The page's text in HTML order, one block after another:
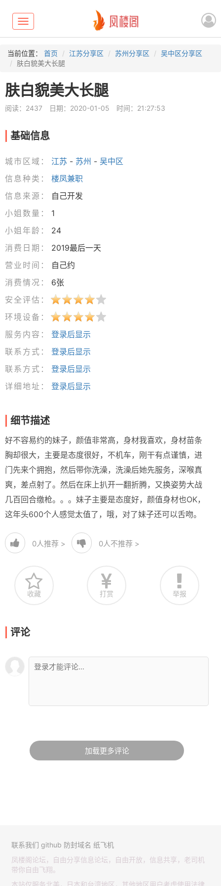
Toggle
navigation
当前位置： 首页 江苏分享区 苏州分享区
吴中区分享区
肤白貌美大长腿
肤白貌美大长腿
阅读：2437 日期：2020-01-05 时间：21:27:53
基础信息
城市区域： 江苏 - 苏州 - 吴中区
信息种类：
楼凤兼职
信息来源：
自己开发
小姐数量：
1
小姐年龄：
24
消费日期：
2019最后一天
营业时间：
自己约
消费情况：
6张
安全评估：
环境设备：
服务内容：
登录后显示
联系方式：
登录后显示
联系方式：
登录后显示
详细地址：
登录后显示
细节描述
好不容易约的妹子，颜值非常高，身材我喜欢，身材苗条
胸却很大，主要是态度很好，不机车，刚干有点谨慎，进
门先来个拥抱，然后带你洗澡，洗澡后她先服务，深喉真
爽，差点射了。然后在床上扒开一翻折腾，又换姿势大战
几百回合缴枪。。。妹子主要是态度好，颜值身材也OK，
这年头600个人感觉太值了，哦，对了妹子还可以舌吻。
0人推荐 > 0人不推荐 >
收藏 打赏 举报
评论
加载更多评论
联系我们 github 防封域名 纸飞机
凤楼阁论坛，自由分享信息论坛，自由开放，信息共享，老司机
带你自由飞翔。
本站仅服务北美，日本和台湾地区，其他地区用户考虑使用法律